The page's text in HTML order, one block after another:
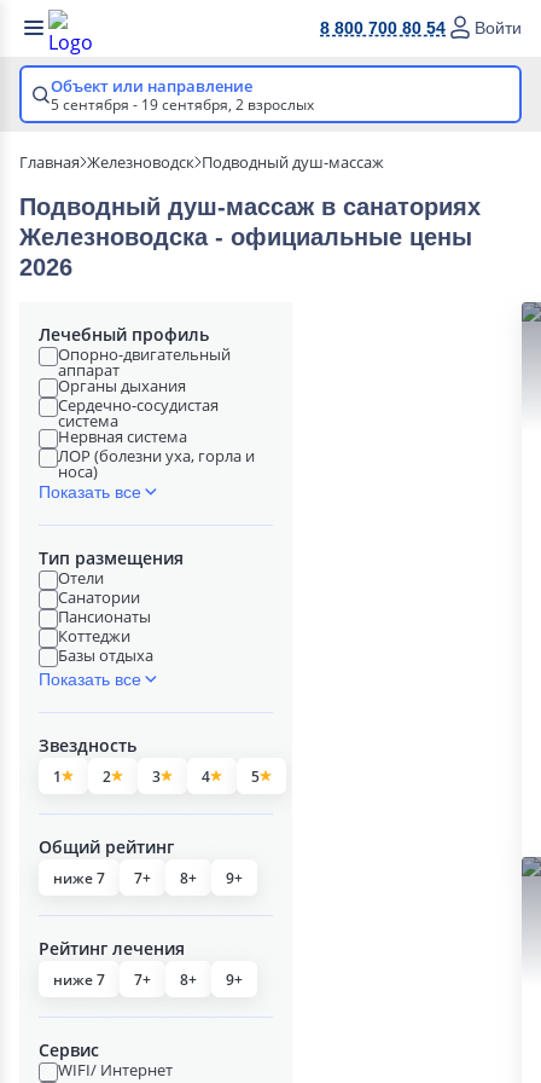
8 800 700 80 54 Войти
Объект или направление
5 сентября - 19 сентября, 2 взрослых
Главная Железноводск Подводный душ-массаж
Подводный душ-массаж в cанаториях
Железноводска - официальные цены
2026
Лечебный профиль
Опорно-двигательный
аппарат
Органы дыхания
Сердечно-сосудистая
система
Нервная система
ЛОР (болезни уха, горла и
носа)
Показать все
Тип размещения
Отели
Санатории
Пансионаты
Коттеджи
Базы отдыха
Показать все
Звездность
1 2 3 4 5
Общий рейтинг
ниже 7 7+ 8+ 9+
Рейтинг лечения
ниже 7 7+ 8+ 9+
Сервис
WIFI/ Интернет